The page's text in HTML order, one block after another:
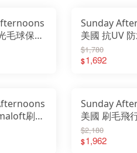
♀襪子
毛球保暖
Sunday
美國 抗UV
帽 透氣 防水
SAS3A11919B
$1,780
$1,692
刷毛
5
Sunday
美國 刷毛飛
UV 防風 兩用
刷毛帽 護耳帽
$2,180
$1,962